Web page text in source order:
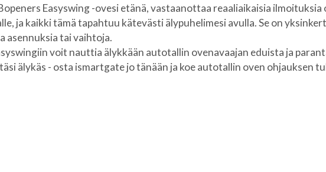
Easyswing -ovesi etänä, vastaanottaa reaaliaikaisia ilmoituksia
ja kaikki tämä tapahtuu kätevästi älypuhelimesi avulla. Se on
asennuksia tai vaihtoja.
voit nauttia älykkään autotallin ovenavaajan eduista ja
älykäs - osta ismartgate jo tänään ja koe autotallin oven ohjauksen